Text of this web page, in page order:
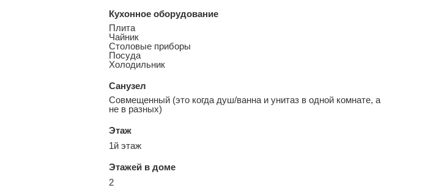
Кухонное оборудование
Плита
Чайник
Столовые приборы
Посуда
Холодильник
Санузел
Совмещенный (это когда душ/ванна и унитаз в одной комнате, а
не в разных)
Этаж
1й этаж
Этажей в доме
2